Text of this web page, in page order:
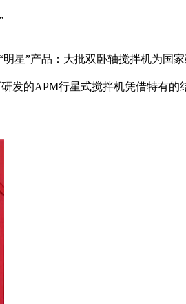
”产品：大批双卧轴搅拌机为国
发的APM行星式搅拌机凭借特有